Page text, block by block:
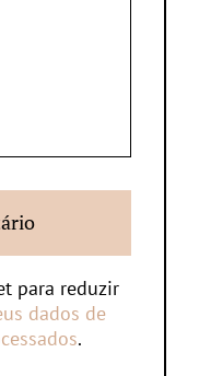
para reduzir
dados de
.